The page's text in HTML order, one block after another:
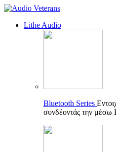
Lithe Audio
Bluetooth Series
συνδέοντάς την μέσω